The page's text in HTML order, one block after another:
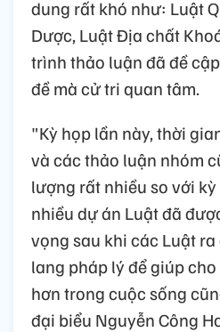
dung rất khó như: Luật
Dược, Luật Địa chất
trình thảo luận đã đề
đề mà cử tri quan tâm.
"Kỳ họp lần này, thời
và các thảo luận nhóm
lượng rất nhiều so với
nhiều dự án Luật đã
vọng sau khi các Luật
lang pháp lý để giúp
hơn trong cuộc sống
đại biểu Nguyễn Công